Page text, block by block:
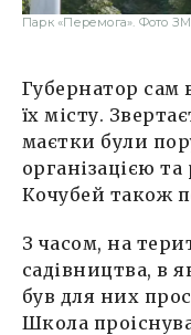
Парк «Перемога». Фото
Губернатор сам
їх місту.
маєтки були
організацією
Кочубей також
З часом, на
садівництва, в
був для них
Школа